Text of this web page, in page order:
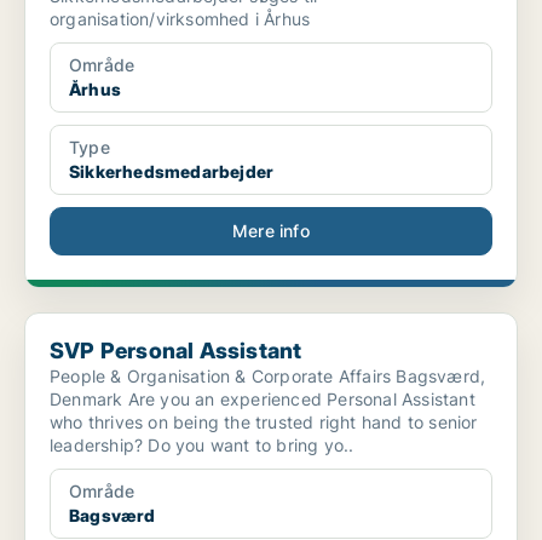
organisation/virksomhed i Århus
Område
Århus
Type
Sikkerhedsmedarbejder
Mere info
SVP Personal Assistant
SVP Personal Assistant
People & Organisation & Corporate Affairs Bagsværd,
Denmark Are you an experienced Personal Assistant
who thrives on being the trusted right hand to senior
leadership? Do you want to bring yo..
Område
Bagsværd